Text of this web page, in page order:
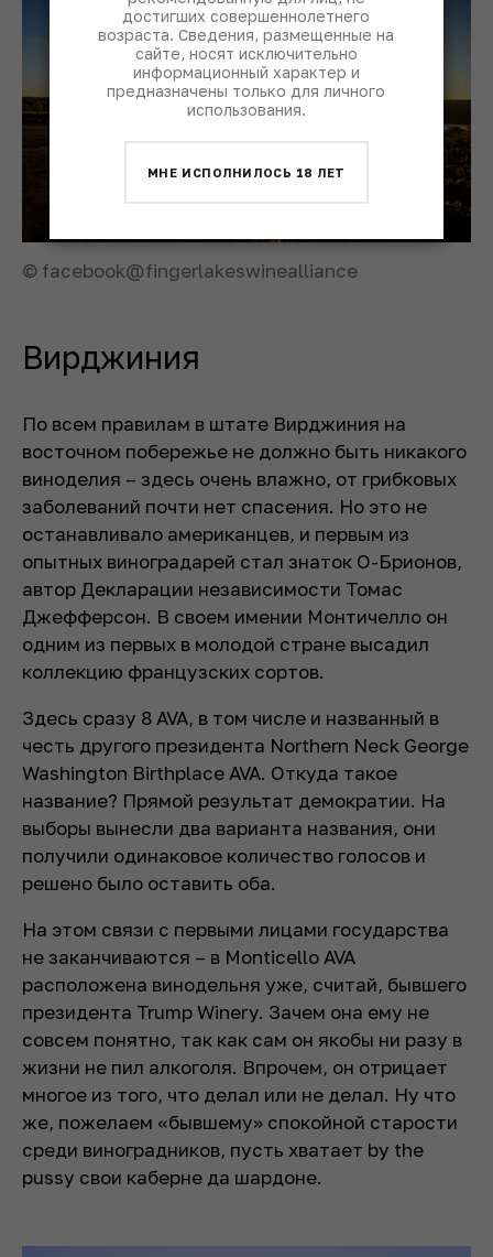
© facebook@fingerlakeswinealliance
Вирджиния
По всем правилам в штате Вирджиния на
восточном побережье не должно быть никакого
виноделия – здесь очень влажно, от грибковых
заболеваний почти нет спасения. Но это не
останавливало американцев, и первым из
опытных виноградарей стал знаток О-Брионов,
автор Декларации независимости Томас
Джефферсон. В своем имении Монтичелло он
одним из первых в молодой стране высадил
коллекцию французских сортов.
Здесь сразу 8 AVA, в том числе и названный в
честь другого президента Northern Neck George
Washington Birthplace AVA. Откуда такое
название? Прямой результат демократии. На
выборы вынесли два варианта названия, они
получили одинаковое количество голосов и
решено было оставить оба.
На этом связи с первыми лицами государства
не заканчиваются – в Monticello AVA
расположена винодельня уже, считай, бывшего
президента Trump Winery. Зачем она ему не
совсем понятно, так как сам он якобы ни разу в
жизни не пил алкоголя. Впрочем, он отрицает
многое из того, что делал или не делал. Ну что
же, пожелаем «бывшему» спокойной старости
среди виноградников, пусть хватает by the
pussy свои каберне да шардоне.
достигших совершеннолетнего
возраста. Сведения, размещенные на
сайте, носят исключительно
информационный характер и
предназначены только для личного
использования.
МНЕ ИСПОЛНИЛОСЬ 18 ЛЕТ